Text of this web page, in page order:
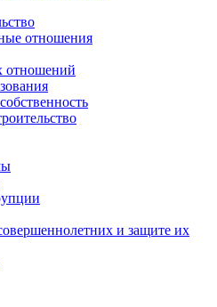
отношения
отношений
и защите их